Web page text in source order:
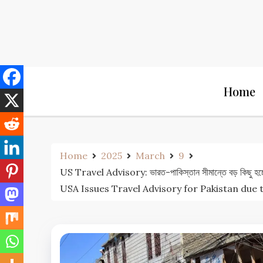
Home
Home 2025 March
9
US Travel Advisory: ভারত-পাকিস্তান সীমান্তে বড় কিছু
USA Issues Travel Advisory for Pakistan